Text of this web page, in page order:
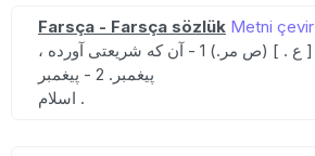
Farsça - Farsça sözlük Metni çevir
شریعت ( ~ . شَ عَ) [ ع . ] (ص مر.) 1 - آن که شریعتی آورده ،
پیغمبر. 2 - پیغمبر
اسلام .